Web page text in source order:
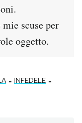
scuse per
oggetto.
- INFEDELE -